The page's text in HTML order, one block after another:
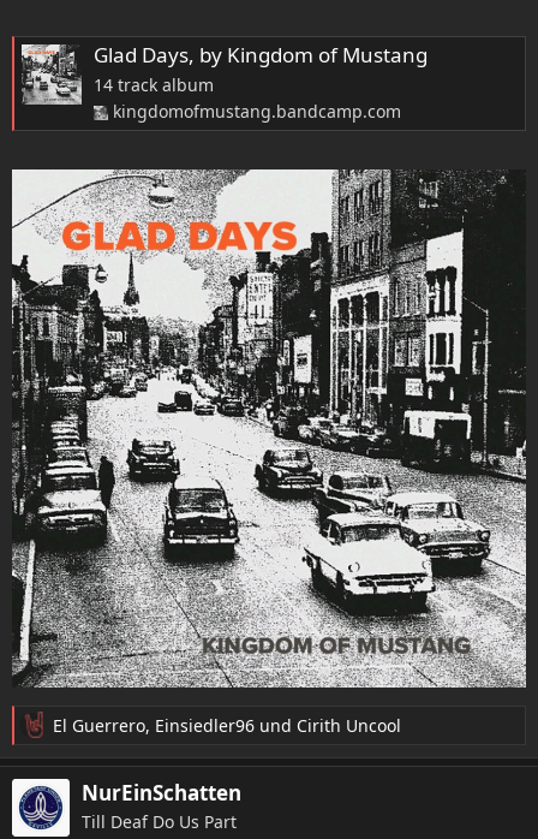
Glad Days, by Kingdom of Mustang
14 track album
kingdomofmustang.bandcamp.com
R
e
a
k
t
El Guerrero, Einsiedler96 und Cirith Uncool
NurEinSchatten
Till Deaf Do Us Part